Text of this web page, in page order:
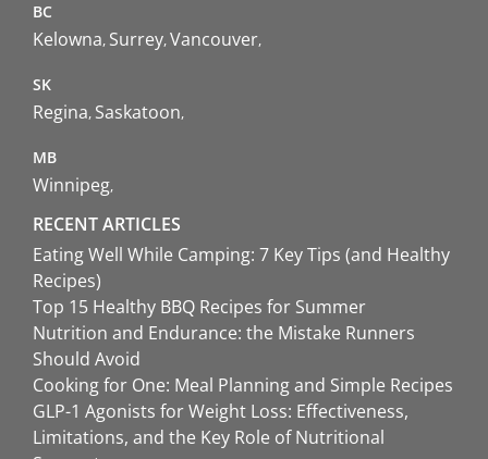
BC
Kelowna Surrey Vancouver
SK
Regina Saskatoon
MB
Winnipeg
RECENT ARTICLES
Eating Well While Camping: 7 Key Tips (and Healthy
Recipes)
Top 15 Healthy BBQ Recipes for Summer
Nutrition and Endurance: the Mistake Runners
Should Avoid
Cooking for One: Meal Planning and Simple Recipes
GLP-1 Agonists for Weight Loss: Effectiveness,
Limitations, and the Key Role of Nutritional